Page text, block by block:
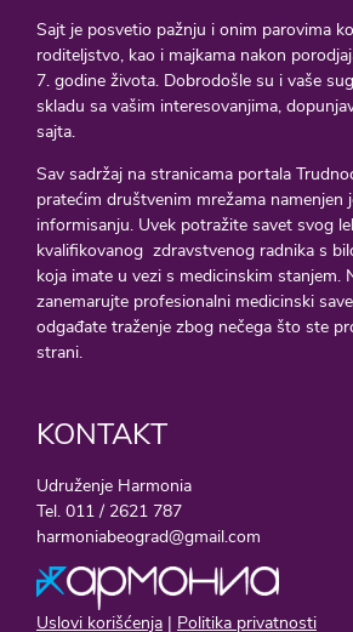
Sajt je posvetio pažnju i onim parovima
roditeljstvo, kao i majkama nakon
7. godine života. Dobrodošle su i vaše
skladu sa vašim interesovanjima,
sajta.
Sav sadržaj na stranicama portala
pratećim društvenim mrežama namenjen
informisanju. Uvek potražite savet svog
kvalifikovanog zdravstvenog radnika s
koja imate u vezi s medicinskim stanjem.
zanemarujte profesionalni medicinski
odgađate traženje zbog nečega što ste
strani.
KONTAKT
Udruženje Harmonia
Tel. 011 / 2621 787
harmoniabeograd@gmail.com
Uslovi korišćenja | Politika privatnosti